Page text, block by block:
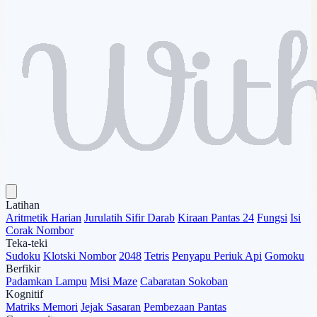
Latihan
Aritmetik Harian Jurulatih Sifir Darab Kiraan Pantas 24 Fungsi Isi
Corak Nombor
Teka-teki
Sudoku Klotski Nombor 2048 Tetris Penyapu Periuk Api Gomoku
Berfikir
Padamkan Lampu Misi Maze Cabaratan Sokoban
Kognitif
Matriks Memori Jejak Sasaran Pembezaan Pantas